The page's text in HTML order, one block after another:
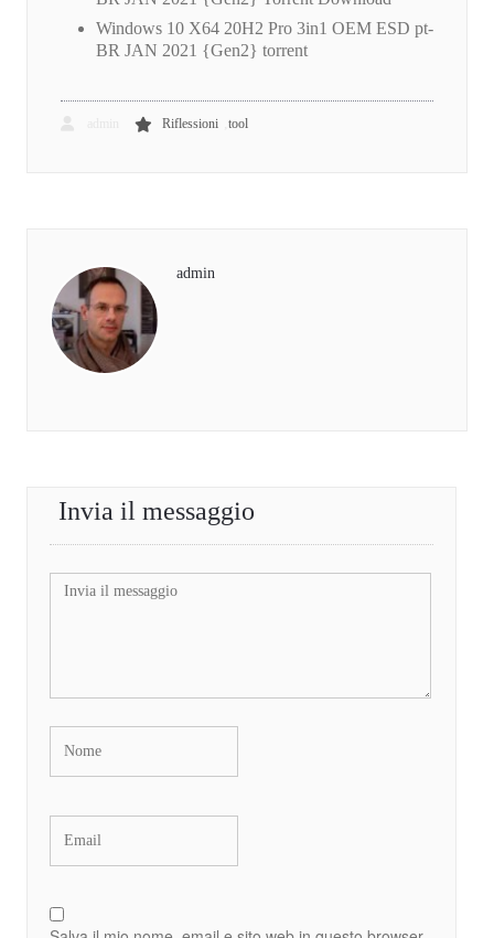
Windows 10 X64 20H2 Pro 3in1 OEM ESD pt-
BR JAN 2021 {Gen2} torrent
Riflessioni tool
admin
Invia il messaggio